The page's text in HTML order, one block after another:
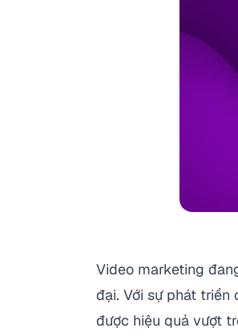
Video marketing
đại. Với sự phát
được hiệu quả vượt